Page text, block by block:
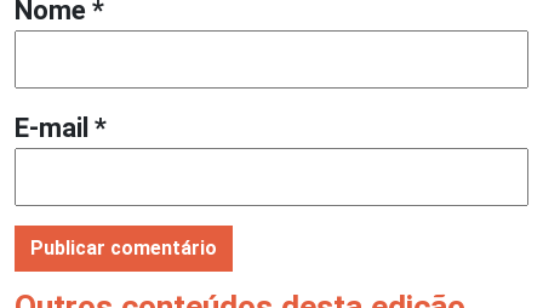
Nome *
E-mail *